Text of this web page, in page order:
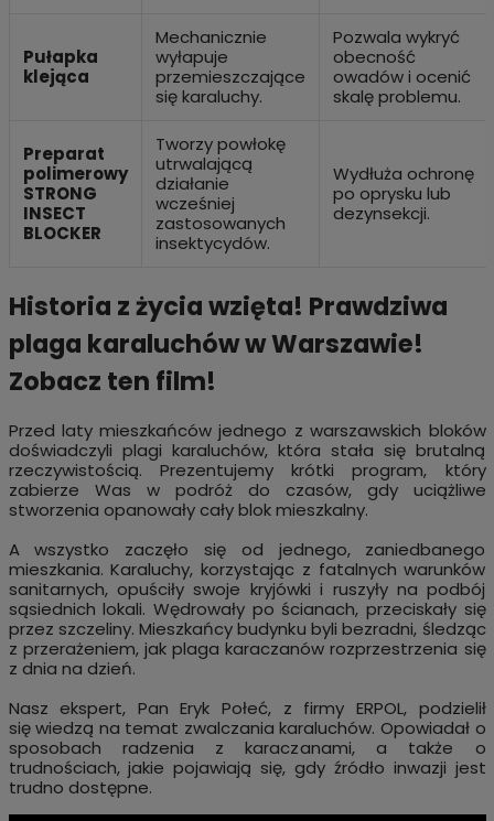
Pułapka
klejąca
Mechanicznie
wyłapuje
przemieszczające
się karaluchy.
Pozwala wykryć
obecność
owadów i ocenić
skalę problemu.
Preparat
polimerowy
STRONG
INSECT
BLOCKER
Tworzy powłokę
utrwalającą
działanie
wcześniej
zastosowanych
insektycydów.
Wydłuża ochronę
po oprysku lub
dezynsekcji.
Historia z życia wzięta! Prawdziwa
plaga karaluchów w Warszawie!
Zobacz ten film!
Przed laty mieszkańców jednego z warszawskich bloków
doświadczyli plagi karaluchów, która stała się brutalną
rzeczywistością. Prezentujemy krótki program, który
zabierze Was w podróż do czasów, gdy uciążliwe
stworzenia opanowały cały blok mieszkalny.
A wszystko zaczęło się od jednego, zaniedbanego
mieszkania. Karaluchy, korzystając z fatalnych warunków
sanitarnych, opuściły swoje kryjówki i ruszyły na podbój
sąsiednich lokali. Wędrowały po ścianach, przeciskały się
przez szczeliny. Mieszkańcy budynku byli bezradni, śledząc
z przerażeniem, jak plaga karaczanów rozprzestrzenia się
z dnia na dzień.
Nasz ekspert, Pan Eryk Połeć, z firmy ERPOL, podzielił
się wiedzą na temat zwalczania karaluchów. Opowiadał o
sposobach radzenia z karaczanami, a także o
trudnościach, jakie pojawiają się, gdy źródło inwazji jest
trudno dostępne.